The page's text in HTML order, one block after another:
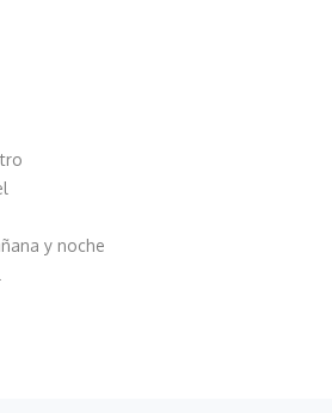
y noche